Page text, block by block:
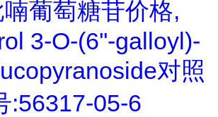
葡萄糖苷价格,
3-O-(6''-galloyl)-
对照
:56317-05-6